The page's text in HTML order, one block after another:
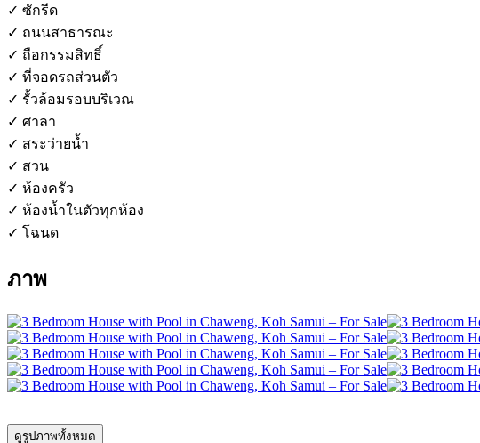
✓ ซักรีด
✓ ถนนสาธารณะ
✓ ถือกรรมสิทธิ์
✓ ที่จอดรถส่วนตัว
✓ รั้วล้อมรอบบริเวณ
✓ ศาลา
✓ สระว่ายน้ำ
✓ สวน
✓ ห้องครัว
✓ ห้องน้ำในตัวทุกห้อง
✓ โฉนด
ภาพ
ดูรูปภาพทั้งหมด